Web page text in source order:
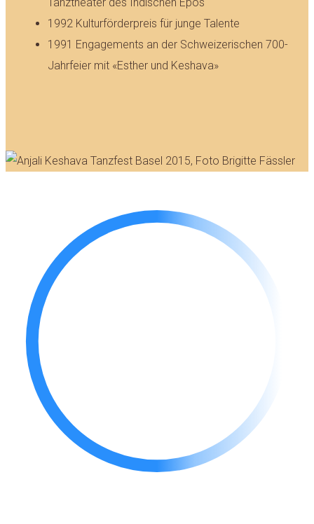
1992 Kulturförderpreis für junge Talente
1991 Engagements an der Schweizerischen 700-
Jahrfeier mit «Esther und Keshava»